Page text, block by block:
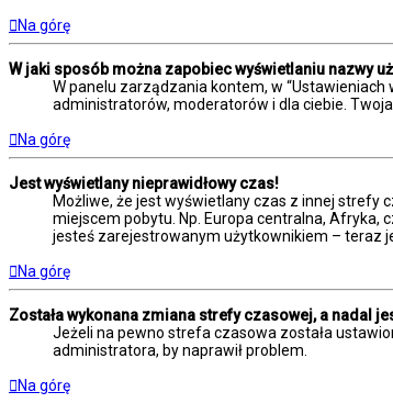
Na górę
W jaki sposób można zapobiec wyświetlaniu nazwy
W panelu zarządzania kontem, w “Ustawieniach
administratorów, moderatorów i dla ciebie.
Na górę
Jest wyświetlany nieprawidłowy czas!
Możliwe, że jest wyświetlany czas z innej strefy
miejscem pobytu. Np. Europa centralna, Afryka,
jesteś zarejestrowanym użytkownikiem – teraz
Na górę
Została wykonana zmiana strefy czasowej, a nadal
Jeżeli na pewno strefa czasowa została
administratora, by naprawił problem.
Na górę